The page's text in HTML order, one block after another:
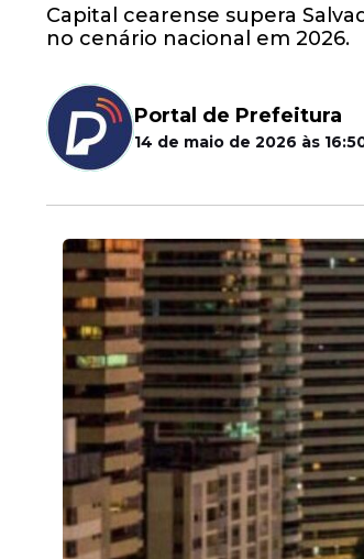
Capital cearense supera
no cenário nacional em 2026.
Portal de Prefeitura
14 de maio de 2026 às